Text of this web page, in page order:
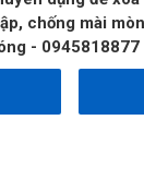
chống mài
- 0945818877